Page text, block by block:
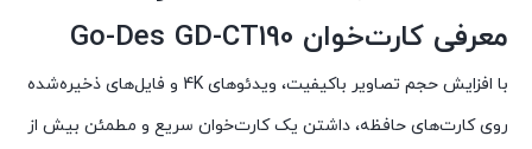
معرفی کارت‌خوان Go-Des GD-CT190
با افزایش حجم تصاویر باکیفیت، ویدئوهای 4K و فایل‌های ذخیره‌شده
روی کارت‌های حافظه، داشتن یک کارت‌خوان سریع و مطمئن بیش از